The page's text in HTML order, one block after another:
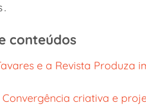
conteúdos
e a Revista Produza
Convergência criativa e